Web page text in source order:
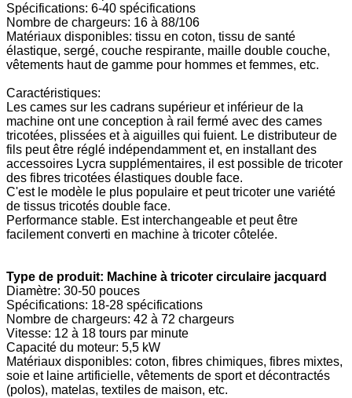
Spécifications: 6-40 spécifications
Nombre de chargeurs: 16 à 88/106
Matériaux disponibles: tissu en coton, tissu de santé
élastique, sergé, couche respirante, maille double couche,
vêtements haut de gamme pour hommes et femmes, etc.
Caractéristiques:
Les cames sur les cadrans supérieur et inférieur de la
machine ont une conception à rail fermé avec des cames
tricotées, plissées et à aiguilles qui fuient. Le distributeur de
fils peut être réglé indépendamment et, en installant des
accessoires Lycra supplémentaires, il est possible de tricoter
des fibres tricotées élastiques double face.
C'est le modèle le plus populaire et peut tricoter une variété
de tissus tricotés double face.
Performance stable. Est interchangeable et peut être
facilement converti en machine à tricoter côtelée.
Type de produit: Machine à tricoter circulaire jacquard
Diamètre: 30-50 pouces
Spécifications: 18-28 spécifications
Nombre de chargeurs: 42 à 72 chargeurs
Vitesse: 12 à 18 tours par minute
Capacité du moteur: 5,5 kW
Matériaux disponibles: coton, fibres chimiques, fibres mixtes,
soie et laine artificielle, vêtements de sport et décontractés
(polos), matelas, textiles de maison, etc.